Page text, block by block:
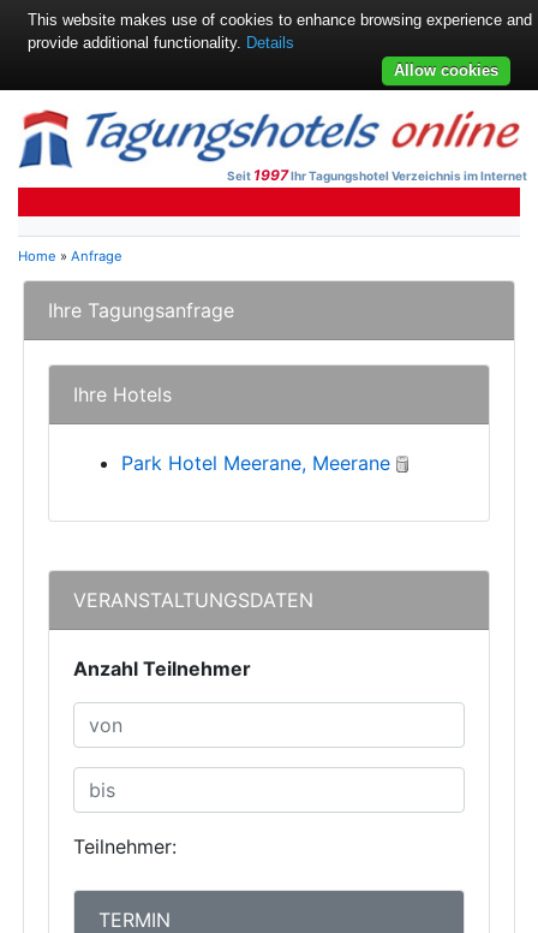
Seit 1997Ihr Tagungshotel Verzeichnis im Internet
Home » Anfrage
Ihre Tagungsanfrage
Ihre Hotels
Park Hotel Meerane, Meerane
VERANSTALTUNGSDATEN
Anzahl Teilnehmer
Teilnehmer:
TERMIN
This website makes use of cookies to enhance browsing experience and
provide additional functionality. Details
Allow cookies